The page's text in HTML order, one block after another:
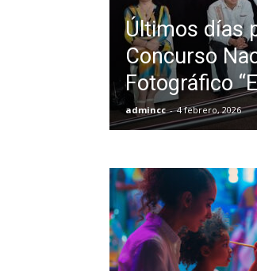
Últimos días
Concurso
Fotográfico
admincc - 4 febrero, 2026